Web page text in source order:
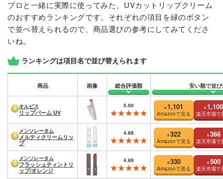
プロと一緒に実際に使ってみた、UVカットリップクリーム
のおすすめランキングです。それぞれの項目を緑のボタン
で並べ替えられるので、商品選びの参考にしてみてくださ
いね。
ランキングは項目名で並び替えられます
商品 画像 総合評価順 安い順で並
オルビス
リップバーム UV
5.00 ¥ 1,101
Amazonで見る
¥ 1,100
楽天市場で
メンソレータム
メルティクリームリッ
プ
4.88 ¥ 322
Amazonで見る
¥ 366
楽天市場で
メンソレータム
フラッシュティントリ
ップ/オレンジ
4.88 ¥ 330
Amazonで見る
¥ 500
楽天市場で